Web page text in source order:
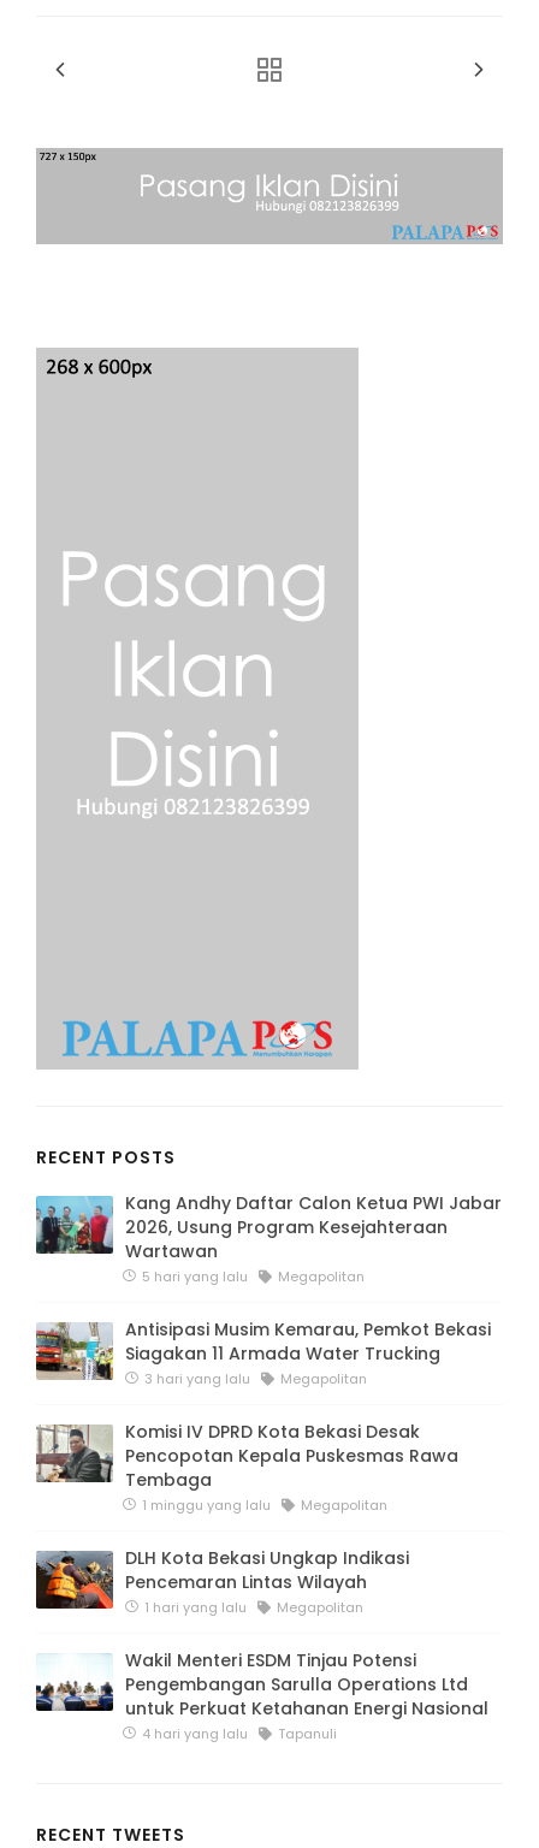
RECENT POSTS
Kang Andhy Daftar Calon Ketua PWI Jabar
2026, Usung Program Kesejahteraan
Wartawan
5 hari yang lalu Megapolitan
Antisipasi Musim Kemarau, Pemkot Bekasi
Siagakan 11 Armada Water Trucking
3 hari yang lalu Megapolitan
Komisi IV DPRD Kota Bekasi Desak
Pencopotan Kepala Puskesmas Rawa
Tembaga
1 minggu yang lalu Megapolitan
DLH Kota Bekasi Ungkap Indikasi
Pencemaran Lintas Wilayah
1 hari yang lalu Megapolitan
Wakil Menteri ESDM Tinjau Potensi
Pengembangan Sarulla Operations Ltd
untuk Perkuat Ketahanan Energi Nasional
4 hari yang lalu Tapanuli
RECENT TWEETS